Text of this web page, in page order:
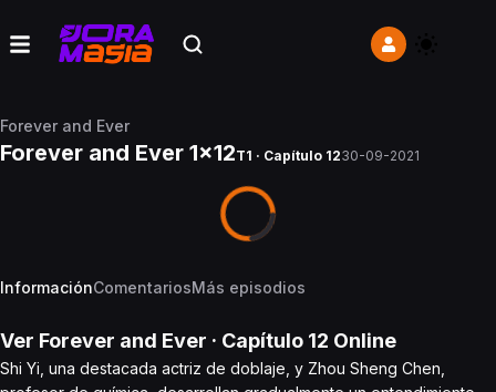
Forever and Ever
Forever and Ever 1x12T1 · Capítulo 1230-09-2021
InformaciónComentariosMás episodios
Ver Forever and Ever · Capítulo 12 Online
Shi Yi, una destacada actriz de doblaje, y Zhou Sheng Chen,